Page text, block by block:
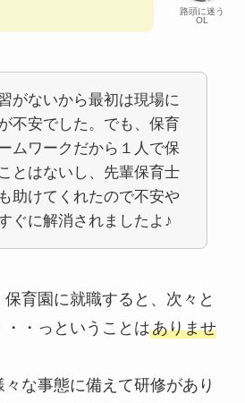
路頭に迷う
OL
がないから最初は現場に
不安でした。でも、保育
ムワークだから１人で保
とはないし、先輩保育士
助けてくれたので不安や
ぐに解消されましたよ♪
育園に就職すると、次々と
・っということはありませ
な事態に備えて研修があり